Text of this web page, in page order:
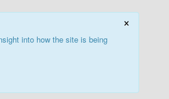
×
into how the site is being